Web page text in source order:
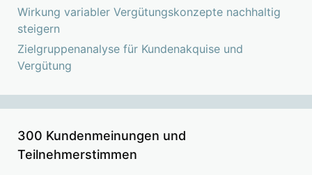
Wirkung variabler Vergütungskonzepte nachhaltig
steigern
Zielgruppenanalyse für Kundenakquise und
Vergütung
300 Kundenmeinungen und
Teilnehmerstimmen